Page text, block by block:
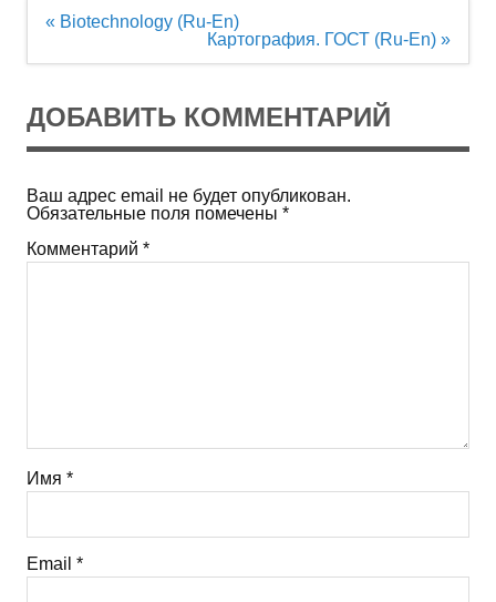
Навигация
« Biotechnology (Ru-En)
Картография. ГОСТ (Ru-En) »
ДОБАВИТЬ КОММЕНТАРИЙ
Ваш адрес email не будет опубликован.
Обязательные поля помечены *
Комментарий *
Имя *
Email *